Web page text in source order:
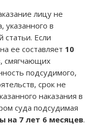
лицу не
в
статьи. Если
ее составляет 10
смягчающих
подсудимого,
срок не
наказания в
суда подсудимая
на 7 лет 6 месяцев.